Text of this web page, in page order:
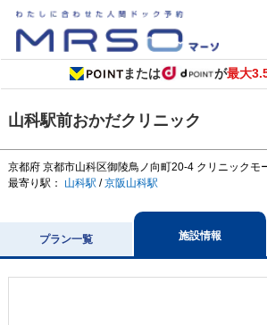
または が最大
山科駅前おかだクリニック
京都府 京都市山科区御陵鳥ノ向町20-4 クリニック
最寄り駅： 山科駅 /京阪山科駅
プラン一覧 施設情報